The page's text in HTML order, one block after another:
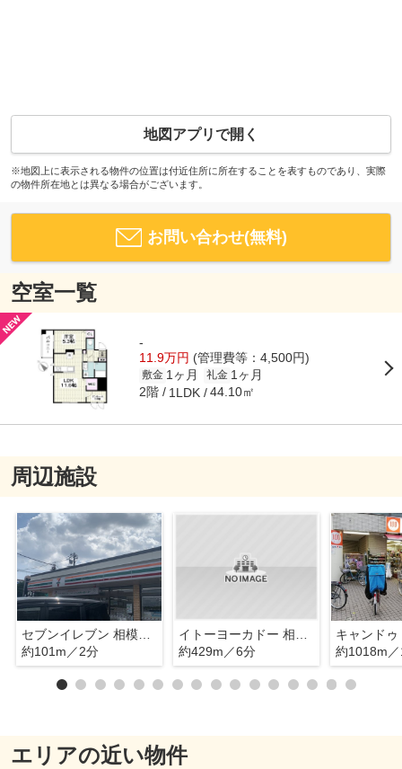
地図アプリで開く
※地図上に表示される物件の位置は付近住所に所在することを表すものであり、実際
の物件所在地とは異なる場合がございます。
お問い合わせ(無料)
空室一覧
-
11.9万円 (管理費等：4,500円)
敷金 1ヶ月 礼金 1ヶ月
2階 1LDK 44.10㎡
周辺施設
セブンイレブン 相模原松が枝町店
約101m／2分
約429m／6分
約1018m
エリアの近い物件